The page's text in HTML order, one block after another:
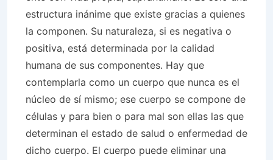
estructura inánime que existe gracias a quienes
la componen. Su naturaleza, si es negativa o
positiva, está determinada por la calidad
humana de sus componentes. Hay que
contemplarla como un cuerpo que nunca es el
núcleo de sí mismo; ese cuerpo se compone de
células y para bien o para mal son ellas las que
determinan el estado de salud o enfermedad de
dicho cuerpo. El cuerpo puede eliminar una